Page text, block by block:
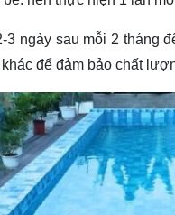
3 ngày sau mỗi 2 tháng
để đảm bảo chất